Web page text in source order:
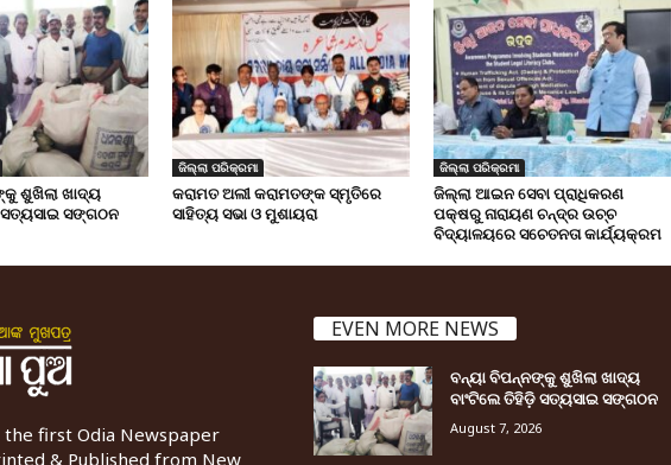
ଶୁଖିଲା ଖାଦ୍ୟ
ସତ୍ୟସାଇ ସଙ୍ଗଠନ
ଜିଲ୍ଲା ପରିକ୍ରମା
କରାମତ ଅଲୀ କରାମତଙ୍କ ସ୍ମୃତିରେ
ସାହିତ୍ୟ ସଭା ଓ ମୁଶାୟରା
ଜିଲ୍ଲା ପରିକ୍ରମା
ଜିଲ୍ଲା ଆଇନ ସେବା ପ୍ରାଧିକରଣ
ପକ୍ଷରୁ ନାରାୟଣ ଚନ୍ଦ୍ର ଉଚ୍ଚ
ବିଦ୍ୟାଳୟରେ ସଚେତନତା କାର୍ଯ୍ୟକ୍ରମ
the first Odia Newspaper
& Published from New
EVEN MORE NEWS
ବନ୍ୟା ବିପନ୍ନଙ୍କୁ ଶୁଖିଲା ଖାଦ୍ୟ
ବାଂଟିଲେ ତିହିଡି଼ ସତ୍ୟସାଇ ସଙ୍ଗଠନ
August 7, 2026